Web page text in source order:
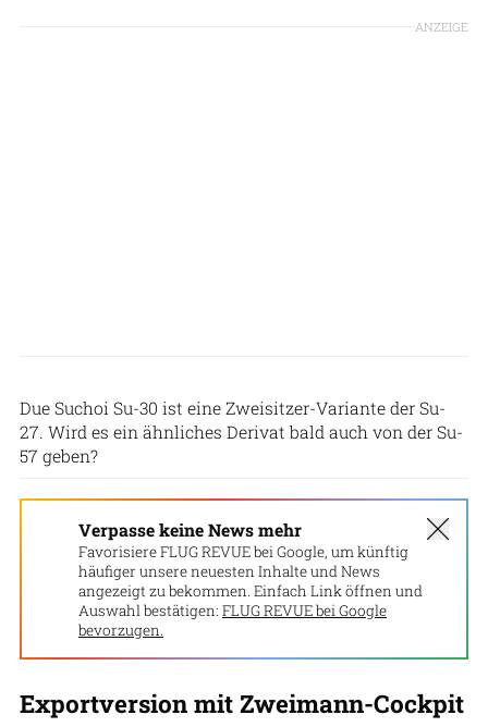
ANZEIGE
Due Suchoi Su-30 ist eine Zweisitzer-Variante der Su-
27. Wird es ein ähnliches Derivat bald auch von der Su-
57 geben?
Verpasse keine News mehr
Favorisiere FLUG REVUE bei Google, um künftig
häufiger unsere neuesten Inhalte und News
angezeigt zu bekommen. Einfach Link öffnen und
Auswahl bestätigen: FLUG REVUE bei Google
bevorzugen.
Exportversion mit Zweimann-Cockpit